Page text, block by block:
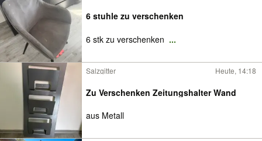
6 stuhle zu verschenken
6 stk zu verschenken ...
Salzgitter Heute, 14:18
Zu Verschenken Zeitungshalter Wand
aus Metall